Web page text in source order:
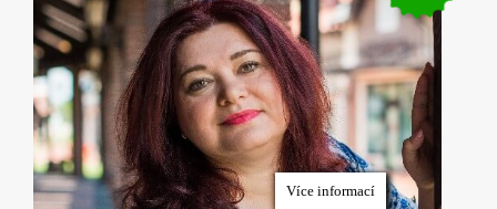
Kartářka Edita
Jmenuji se Edita, pracuji s andělskými,
mariašovými i tarotovými kartami a vykladám
35 let. K výkladu karet mě přivedla mimo jiné i
touha si nechat vyložit od uznávané kartářky,
která mi sdělila, že jsem k ní byla poslána,
Více informací